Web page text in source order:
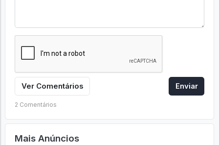
Ver Comentários Enviar
2 Comentários
Mais Anúncios